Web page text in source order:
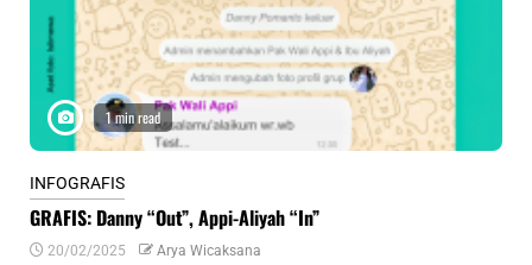
1 min read
INFOGRAFIS
GRAFIS: Danny “Out”, Appi-Aliyah “In”
20/02/2025 Arya Wicaksana